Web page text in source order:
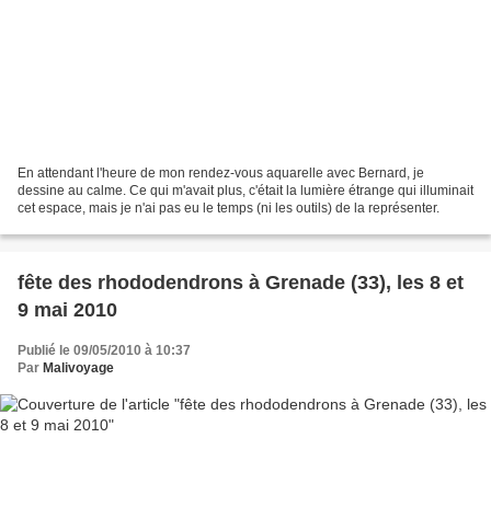
En attendant l'heure de mon rendez-vous aquarelle avec Bernard, je
dessine au calme. Ce qui m'avait plus, c'était la lumière étrange qui illuminait
cet espace, mais je n'ai pas eu le temps (ni les outils) de la représenter.
fête des rhododendrons à Grenade (33), les 8 et
9 mai 2010
Publié le 09/05/2010 à 10:37
Par Malivoyage